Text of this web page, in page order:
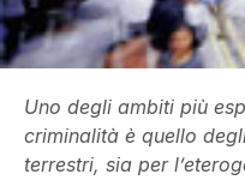
Uno degli ambiti più
criminalità è quello
terrestri, sia per